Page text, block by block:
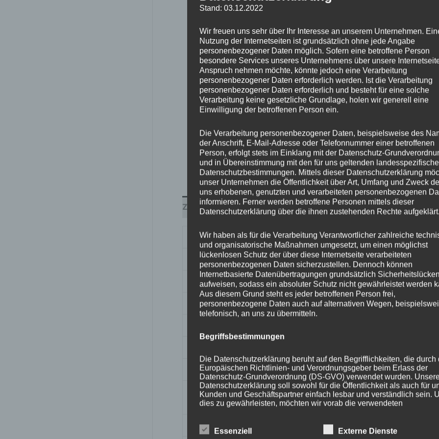
inkl.
Zusätzliche Informationen Produktsicherheit Rezensionen (0)
Gewicht 1,25 kg
Marke A-PRO SRL
Grundfarbe Schwarz
Model ZETA
Außenschalenmaterial Polycarbonat
Besonderheiten
Antiallergisches Innenfutter,
Schnellverschluss, Teilweise
Zielgruppe Unisex Erwachsene
Stand: 03.12.2022
Wir freuen uns sehr über Ihr Interesse an unserem Unternehmen.
Nutzung der Internetseiten ist grundsätzlich ohne jede Angabe
personenbezogener Daten möglich. Sofern eine betroffene Person
besondere Services unseres Unternehmens über unsere
Anspruch nehmen möchte, könnte jedoch eine Verarbeitung
personenbezogener Daten erforderlich werden. Ist die Verarbeitung
personenbezogener Daten erforderlich und besteht für eine solche
Verarbeitung keine gesetzliche Grundlage, holen wir generell eine
Einwilligung der betroffenen Person ein.
Die Verarbeitung personenbezogener Daten, beispielsweise des
der Anschrift, E-Mail-Adresse oder Telefonnummer einer betroffenen
Person, erfolgt stets im Einklang mit der Datenschutz-
und in Übereinstimmung mit den für uns geltenden
Datenschutzbestimmungen. Mittels dieser Datenschutzerklärung
unser Unternehmen die Öffentlichkeit über Art, Umfang und Zweck
uns erhobenen, genutzten und verarbeiteten personenbezogenen
informieren. Ferner werden betroffene Personen mittels dieser
Datenschutzerklärung über die ihnen zustehenden Rechte aufgeklärt.
Wir haben als für die Verarbeitung Verantwortlicher zahlreiche
und organisatorische Maßnahmen umgesetzt, um einen möglichst
lückenlosen Schutz der über diese Internetseite verarbeiteten
personenbezogenen Daten sicherzustellen. Dennoch können
Internetbasierte Datenübertragungen grundsätzlich Sicherheitslücken
aufweisen, sodass ein absoluter Schutz nicht gewährleistet werden
Aus diesem Grund steht es jeder betroffenen Person frei,
personenbezogene Daten auch auf alternativen Wegen,
telefonisch, an uns zu übermitteln.
Begriffsbestimmungen
Die Datenschutzerklärung beruht auf den Begrifflichkeiten, die durch
Europäischen Richtlinien- und Verordnungsgeber beim Erlass der
Datenschutz-Grundverordnung (DS-GVO) verwendet wurden.
Datenschutzerklärung soll sowohl für die Öffentlichkeit als auch für
Kunden und Geschäftspartner einfach lesbar und verständlich sein.
dies zu gewährleisten, möchten wir vorab die verwendeten
Wir verwenden in dieser Datenschutzerklärung unter anderem die
Essenziell Externe Dienste